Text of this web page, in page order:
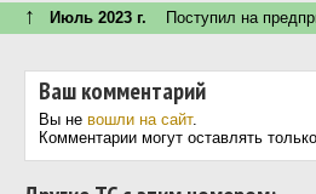
↑ Июль 2023 г. Поступил на
Ваш комментарий
Вы не вошли на сайт.
Комментарии могут оставлять